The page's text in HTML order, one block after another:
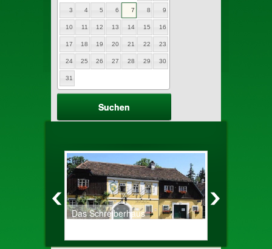
3 4 5 6 7 8 9
10 11 12 13 14 15 16
17 18 19 20 21 22 23
24 25 26 27 28 29 30
31
Das Schreiberhaus